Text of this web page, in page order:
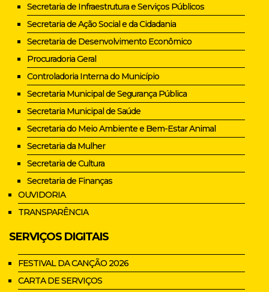
Secretaria de Infraestrutura e Serviços Públicos
Secretaria de Ação Social e da Cidadania
Secretaria de Desenvolvimento Econômico
Procuradoria Geral
Controladoria Interna do Município
Secretaria Municipal de Segurança Pública
Secretaria Municipal de Saúde
Secretaria do Meio Ambiente e Bem-Estar Animal
Secretaria da Mulher
Secretaria de Cultura
Secretaria de Finanças
OUVIDORIA
TRANSPARÊNCIA
SERVIÇOS DIGITAIS
FESTIVAL DA CANÇÃO 2026
CARTA DE SERVIÇOS